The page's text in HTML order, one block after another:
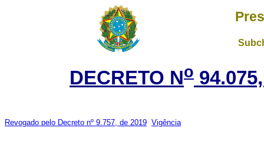
DECRETO No
Revogado pelo Decreto nº 9.757, de 2019 Vigência